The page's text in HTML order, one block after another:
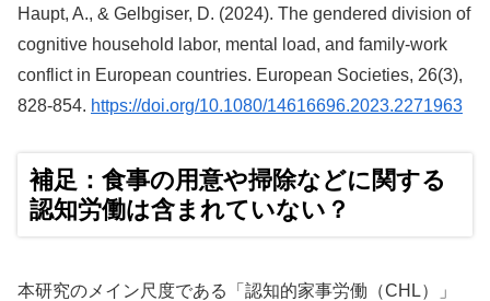
Haupt, A., & Gelbgiser, D. (2024). The gendered division of
cognitive household labor, mental load, and family-work
conflict in European countries. European Societies, 26(3),
828-854. https://doi.org/10.1080/14616696.2023.2271963
補足：食事の用意や掃除などに関する
認知労働は含まれていない？
本研究のメイン尺度である「認知的家事労働（CHL）」